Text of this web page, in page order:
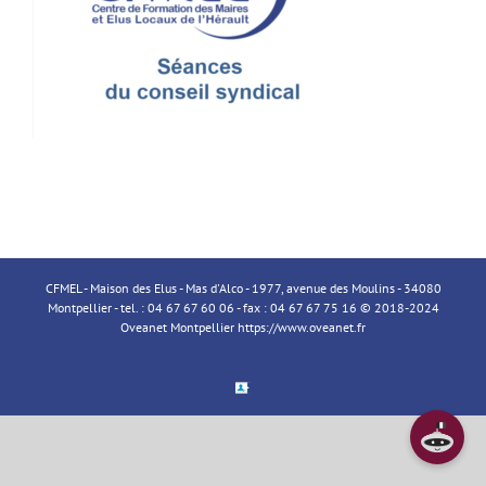
CFMEL - Maison des Elus - Mas d'Alco - 1977, avenue des Moulins - 34080
Montpellier - tel. : 04 67 67 60 06 - fax : 04 67 67 75 16 © 2018-2024
Oveanet Montpellier https://www.oveanet.fr
Espace